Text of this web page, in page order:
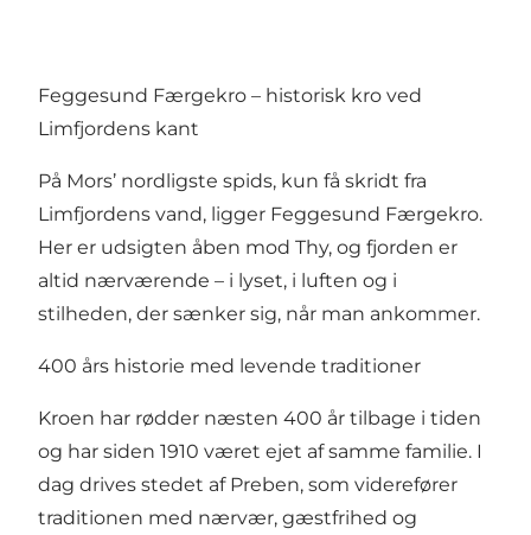
Feggesund Færgekro – historisk kro ved
Limfjordens kant
På Mors’ nordligste spids, kun få skridt fra
Limfjordens vand, ligger Feggesund Færgekro.
Her er udsigten åben mod Thy, og fjorden er
altid nærværende – i lyset, i luften og i
stilheden, der sænker sig, når man ankommer.
400 års historie med levende traditioner
Kroen har rødder næsten 400 år tilbage i tiden
og har siden 1910 været ejet af samme familie. I
dag drives stedet af Preben, som viderefører
traditionen med nærvær, gæstfrihed og